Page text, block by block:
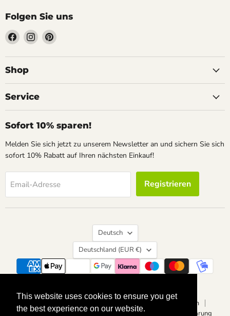
This website uses cookies to ensure you get
the best experience on our website.
This website uses cookies to ensure you get
the best experience on our website.
Folgen Sie uns
Finden
Sie
uns
auf
Finden
Sie
uns
Finden
uns
Shop
Service
Sofort 10% sparen!
Melden Sie sich jetzt zu unserem Newsletter an und sichern Sie sich
sofort 10% Rabatt auf Ihren nächsten Einkauf!
Email-Adresse Registrieren
Sprache
Deutsch
Land
Deutschland (EUR €)
Suchen Kontakt Über uns
Widerrufsrecht
Vertrag widerrufen
Datenschutzerklärung
Impressum
Allgemeine Geschäftsbedingungen
Barrierefreiheitserklärung